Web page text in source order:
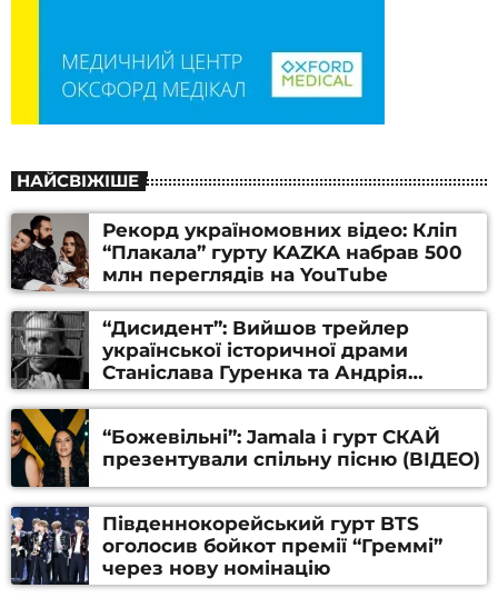
НАЙСВІЖІШЕ
Рекорд україномовних відео: Кліп
“Плакала” гурту KAZKA набрав 500
млн переглядів на YouTube
“Дисидент”: Вийшов трейлер
української історичної драми
Станіслава Гуренка та Андрія
Алфьорова (ВІДЕО)
“Божевільні”: Jamala і гурт СКАЙ
презентували спільну пісню (ВІДЕО)
Південнокорейський гурт BTS
оголосив бойкот премії “Греммі”
через нову номінацію